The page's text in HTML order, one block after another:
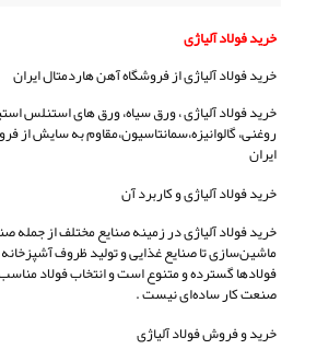
خرید فولاد آلیاژی
خرید فولاد آلیاژی از فروشگاه آهن هاردمتال ایران
خرید فولاد آلیاژی ، ورق سیاه، ورق های استنلس
روغنی، گالوانیزه،سمانتاسیون،مقاوم به سایش از
ایران
خرید فولاد آلیاژی و کاربرد آن
خرید فولاد آلیاژی در زمینه صنایع مختلف از جمله
ماشین‌سازی تا صنایع غذایی و تولید ظروف آشپزخانه
فولادها گسترده و متنوع است و انتخاب فولاد
صنعت کار ساده‌ای نیست .
خرید و فروش فولاد آلیاژی